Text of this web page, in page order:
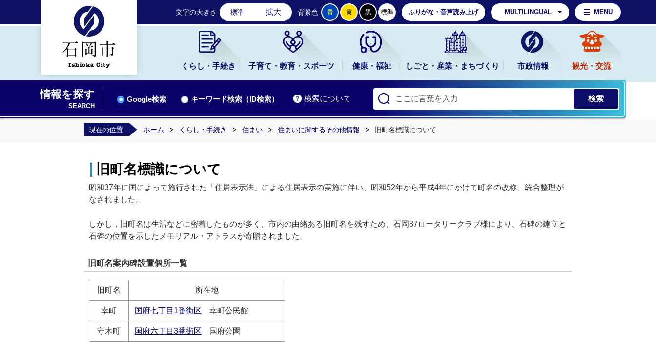
石岡市公式ホームページ
文字の大きさ 標準 拡大 背景色 青 黄 黒 標準 ふりがな・音声読み上げ MULTILINGUAL MENU
くらし・手続き 子育て・教育・スポーツ 健康・福祉 しごと・産業・まちづくり 市政情報 観光・交流
情報を探す
SEARCH
検索について
Google検索 キーワード検索（ID検索）
現在の位置 ホーム くらし・手続き 住まい 住まいに関するその他情報 旧町名標識について
旧町名標識について
昭和37年に国によって施行された「住居表示法」による住居表示の実施に伴い、昭和52年から平成4年にかけて町名の改称、統合整理が
なされました。
しかし，旧町名は生活などに密着したものが多く、市内の由緒ある旧町名を残すため、石岡87ロータリークラブ様により、石碑の建立と
石碑の位置を示したメモリアル・アトラスが寄贈されました。
旧町名案内碑設置個所一覧
旧町名 所在地
幸町 国府七丁目1番街区 幸町公民館
守木町 国府六丁目3番街区 国府公園